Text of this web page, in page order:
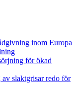
inom Europa
för ökad
slaktgrisar redo för